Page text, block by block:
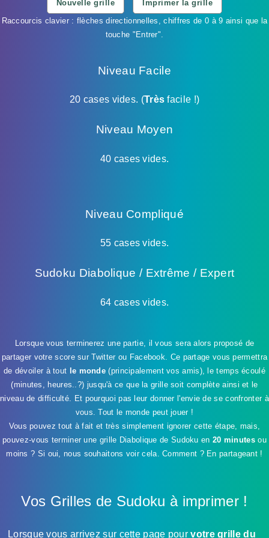
Nouvelle grille
Imprimer la grille
Raccourcis clavier : flèches directionnelles, chiffres de 0 à 9 ainsi que la
touche "Entrer".
Niveau Facile
20 cases vides. (Très facile !)
Niveau Moyen
40 cases vides.
Niveau Compliqué
55 cases vides.
Sudoku Diabolique / Extrême / Expert
64 cases vides.
Lorsque vous terminerez une partie, il vous sera alors proposé de
partager votre score sur Twitter ou Facebook. Ce partage vous permettra
de dévoiler à tout le monde (principalement vos amis), le temps écoulé
(minutes, heures..?) jusqu'à ce que la grille soit complète ainsi et le
niveau de difficulté. Et pourquoi pas leur donner l'envie de se confronter à
vous. Tout le monde peut jouer !
Vous pouvez tout à fait et très simplement ignorer cette étape, mais,
pouvez-vous terminer une grille Diabolique de Sudoku en 20 minutesou
moins ? Si oui, nous souhaitons voir cela. Comment ? En partageant !
Vos Grilles de Sudoku à imprimer !
Lorsque vous arrivez sur cette page pourvotre grille du